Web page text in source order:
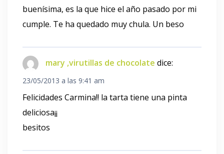
buenísima, es la que hice el año pasado por mi
cumple. Te ha quedado muy chula. Un beso
mary ,virutillas de chocolate dice:
23/05/2013 a las 9:41 am
Felicidades Carmina!! la tarta tiene una pinta
deliciosa¡¡
besitos